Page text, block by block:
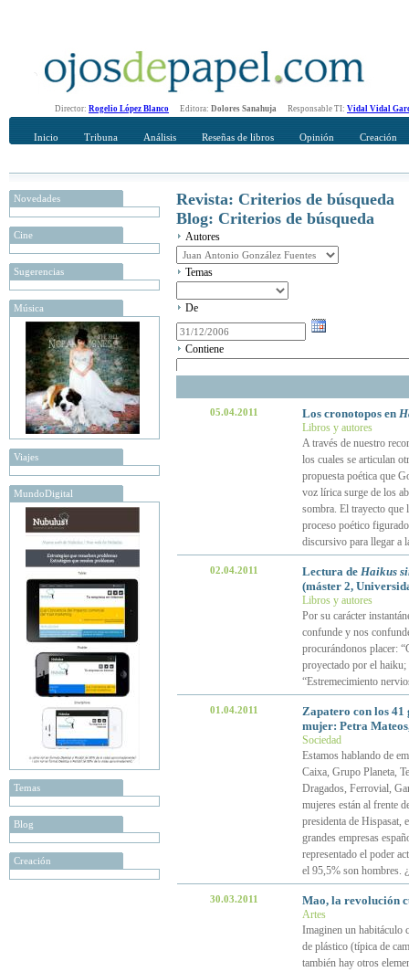
Director: Rogelio López Blanco Editora: Dolores Sanahuja Responsable TI: Vidal Vidal
Inicio Tribuna Análisis Reseñas de libros Opinión Creación
Novedades
Cine
Sugerencias
Música
Viajes
MundoDigital
Temas
Blog
Creación
Revista: Criterios de búsqueda
Blog: Criterios de búsqueda
Autores
Temas
De
Contiene
05.04.2011 Los cronotopos en
Libros y autores
A través de nuestro
los cuales se articulan
propuesta poética que
voz lírica surge de los
sombra. El trayecto que
proceso poético
discursivo para llegar a
02.04.2011 Lectura de Haikus
(máster 2,
Libros y autores
Por su carácter
confunde y nos
procurándonos placer:
proyectado por el haiku;
“Estremecimiento
01.04.2011
Zapatero con los 41
mujer: Petra
Sociedad
Estamos hablando de
Caixa, Grupo Planeta,
Dragados, Ferrovial,
mujeres están al frente
presidenta de Hispasat,
grandes empresas
representado el poder
el 95,5% son hombres.
30.03.2011 Mao, la revolución
Artes
Imaginen un habitáculo
de plástico (típica de
también hay otros